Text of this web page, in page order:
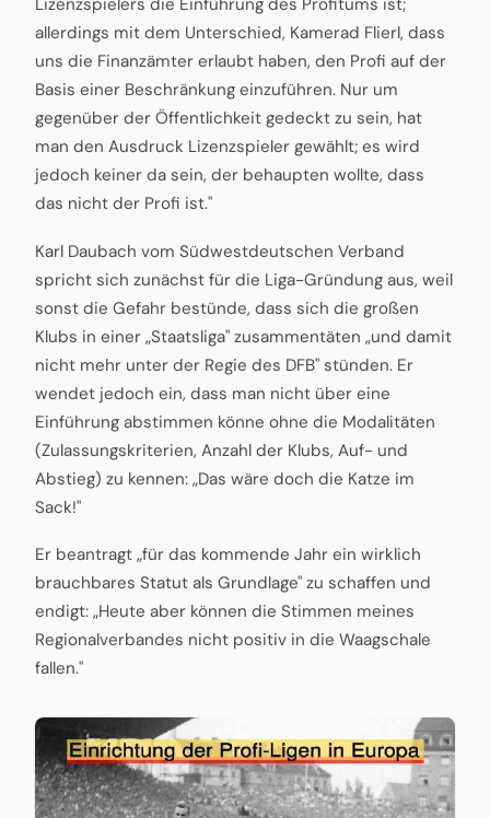
Lizenzspielers die Einführung des Profitums ist;
allerdings mit dem Unterschied, Kamerad Flierl, dass
uns die Finanzämter erlaubt haben, den Profi auf der
Basis einer Beschränkung einzuführen. Nur um
gegenüber der Öffentlichkeit gedeckt zu sein, hat
man den Ausdruck Lizenzspieler gewählt; es wird
jedoch keiner da sein, der behaupten wollte, dass
das nicht der Profi ist."
Karl Daubach vom Südwestdeutschen Verband
spricht sich zunächst für die Liga-Gründung aus, weil
sonst die Gefahr bestünde, dass sich die großen
Klubs in einer „Staatsliga" zusammentäten „und damit
nicht mehr unter der Regie des DFB" stünden. Er
wendet jedoch ein, dass man nicht über eine
Einführung abstimmen könne ohne die Modalitäten
(Zulassungskriterien, Anzahl der Klubs, Auf- und
Abstieg) zu kennen: „Das wäre doch die Katze im
Sack!"
Er beantragt „für das kommende Jahr ein wirklich
brauchbares Statut als Grundlage" zu schaffen und
endigt: „Heute aber können die Stimmen meines
Regionalverbandes nicht positiv in die Waagschale
fallen."